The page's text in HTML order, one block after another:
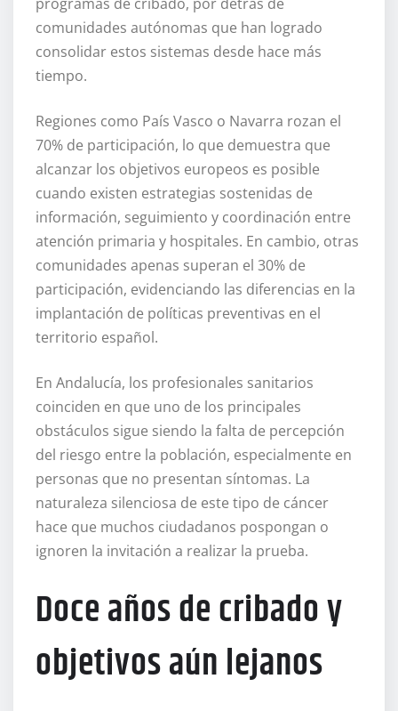
comunidades autónomas que han logrado
consolidar estos sistemas desde hace más
tiempo.
Regiones como País Vasco o Navarra rozan el
70% de participación, lo que demuestra que
alcanzar los objetivos europeos es posible
cuando existen estrategias sostenidas de
información, seguimiento y coordinación entre
atención primaria y hospitales. En cambio, otras
comunidades apenas superan el 30% de
participación, evidenciando las diferencias en la
implantación de políticas preventivas en el
territorio español.
En Andalucía, los profesionales sanitarios
coinciden en que uno de los principales
obstáculos sigue siendo la falta de percepción
del riesgo entre la población, especialmente en
personas que no presentan síntomas. La
naturaleza silenciosa de este tipo de cáncer
hace que muchos ciudadanos pospongan o
ignoren la invitación a realizar la prueba.
Doce años de cribado y
objetivos aún lejanos